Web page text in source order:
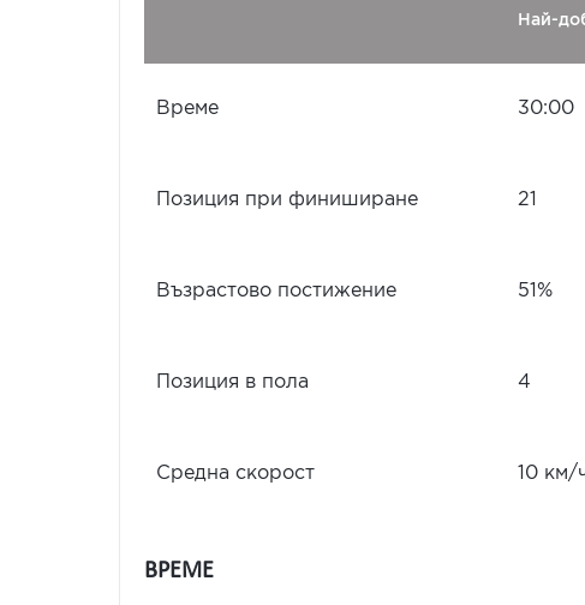
Най-
Време 30:00
Позиция при финиширане 21
Възрастово постижение 51%
Позиция в пола 4
Средна скорост 10 км/
ВРЕМЕ